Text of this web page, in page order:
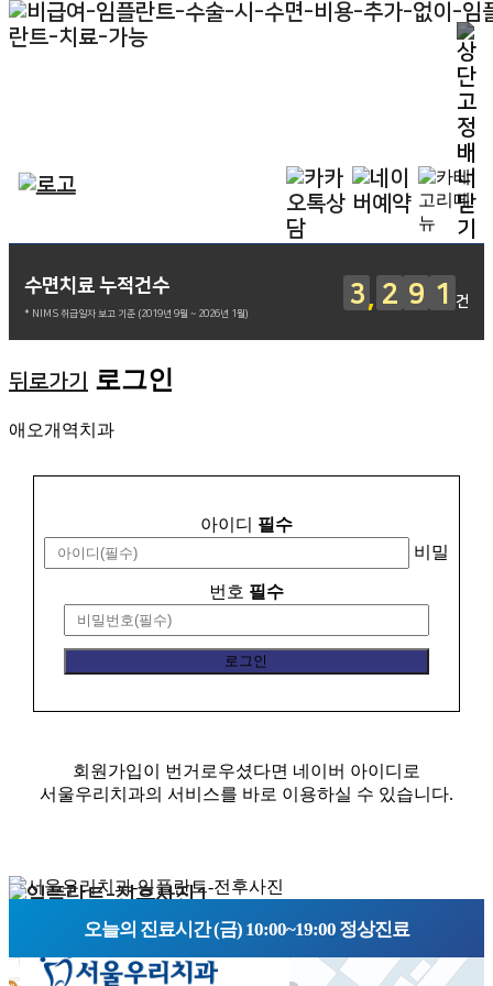
수면치료 누적건수
* NIMS 취급일자 보고 기준 (2019년 9월 ~ 2026년 1월)
3 2 9 1 건
뒤로가기 로그인
애오개역치과
아이디 필수
비밀
번호 필수
회원가입이 번거로우셨다면 네이버 아이디로
서울우리치과의 서비스를 바로 이용하실 수 있습니다.
오늘의 진료시간 (금) 10:00~19:00 정상진료